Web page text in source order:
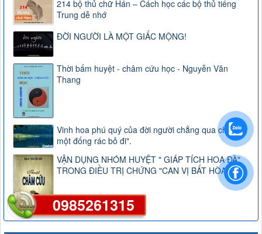
0985261315
214 bộ thủ chữ Hán – Cách học các bộ thủ tiếng
Trung dễ nhớ
ĐỜI NGƯỜI LÀ MỘT GIẤC MỘNG!
Thời bấm huyệt - châm cứu học - Nguyễn Văn
Thang
Vinh hoa phú quý của đời người chẳng qua chỉ là
một đống rác bỏ đi".
VẬN DỤNG NHÓM HUYỆT " GIÁP TÍCH HOA ĐÀ"
TRONG ĐIỀU TRỊ CHỨNG "CAN VỊ BẤT HÒA"